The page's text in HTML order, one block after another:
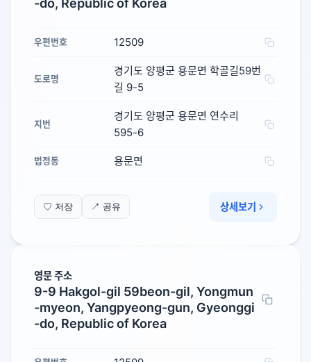
우편번호 12509
도로명
경기도 양평군 용문면 학골길59번
길 9-5
지번
경기도 양평군 용문면 연수리
595-6
법정동 용문면
♡ 저장 ↗ 공유 상세보기
영문 주소
9-9 Hakgol-gil 59beon-gil, Yongmun
-myeon, Yangpyeong-gun, Gyeonggi
-do, Republic of Korea